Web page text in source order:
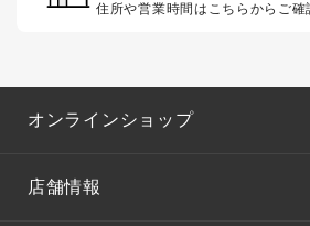
住所や営業時間はこちらからご確
オンラインショップ
店舗情報